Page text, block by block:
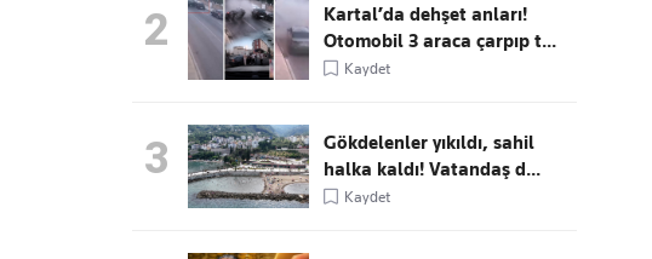
2
Kartal’da dehşet anları!
Otomobil 3 araca çarpıp t...
Kaydet
3
Gökdelenler yıkıldı, sahil
halka kaldı! Vatandaş d...
Kaydet